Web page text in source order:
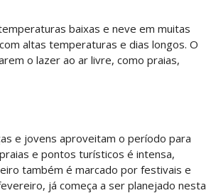
baixas e neve em muitas
altas temperaturas e dias longos. O
o lazer ao ar livre, como praias,
e jovens aproveitam o período para
e pontos turísticos é intensa,
também é marcado por festivais e
já começa a ser planejado nesta